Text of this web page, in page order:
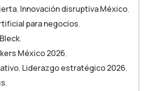
, Innovación disruptiva México,
para negocios,
,
México 2026,
, Liderazgo estratégico 2026,
,